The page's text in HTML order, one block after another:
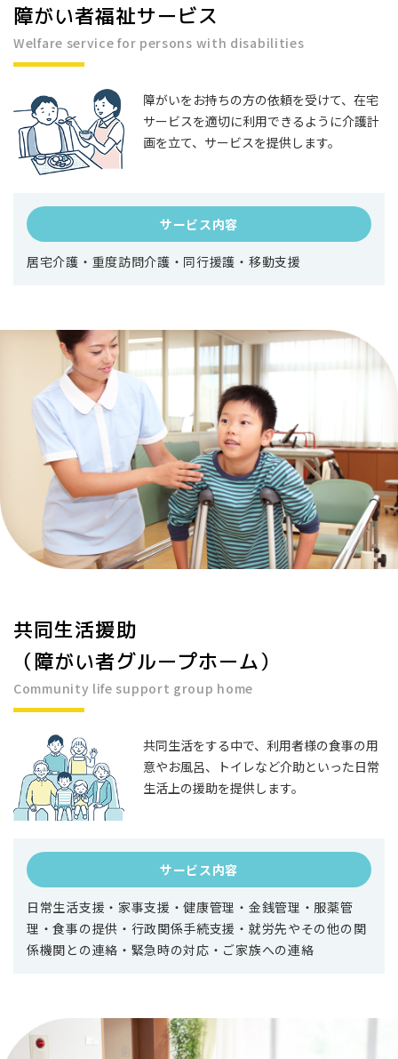
障がい者福祉サービス
Welfare service for persons with disabilities
障がいをお持ちの方の依頼を受けて、在宅
サービスを適切に利用できるように介護計
画を立て、サービスを提供します。
サービス内容
居宅介護・重度訪問介護・同行援護・移動支援
共同生活援助
​​​​​​​（障がい者グループホーム）
Community life support group home
共同生活をする中で、利用者様の食事の用
意やお風呂、トイレなど介助といった日常
生活上の援助を提供します。
サービス内容
日常生活支援・家事支援・健康管理・金銭管理・服薬管
理・食事の提供・行政関係手続支援・就労先やその他の関
係機関との連絡・緊急時の対応・ご家族への連絡